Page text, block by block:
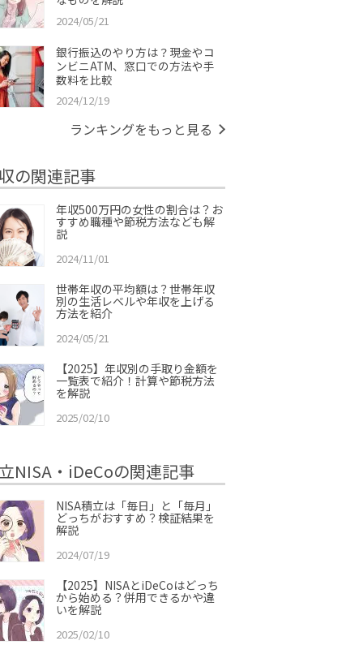
2024/05/21
銀行振込のやり方は？現金やコ
ンビニATM、窓口での方法や手
数料を比較
2024/12/19
ランキングをもっと見る
の関連記事
年収500万円の女性の割合は？お
すすめ職種や節税方法なども解
説
2024/11/01
世帯年収の平均額は？世帯年収
別の生活レベルや年収を上げる
方法を紹介
2024/05/21
【2025】年収別の手取り金額を
一覧表で紹介！計算や節税方法
を解説
2025/02/10
NISA・iDeCoの関連記事
NISA積立は「毎日」と「毎月」
どっちがおすすめ？検証結果を
解説
2024/07/19
【2025】NISAとiDeCoはどっち
から始める？併用できるかや違
いを解説
2025/02/10